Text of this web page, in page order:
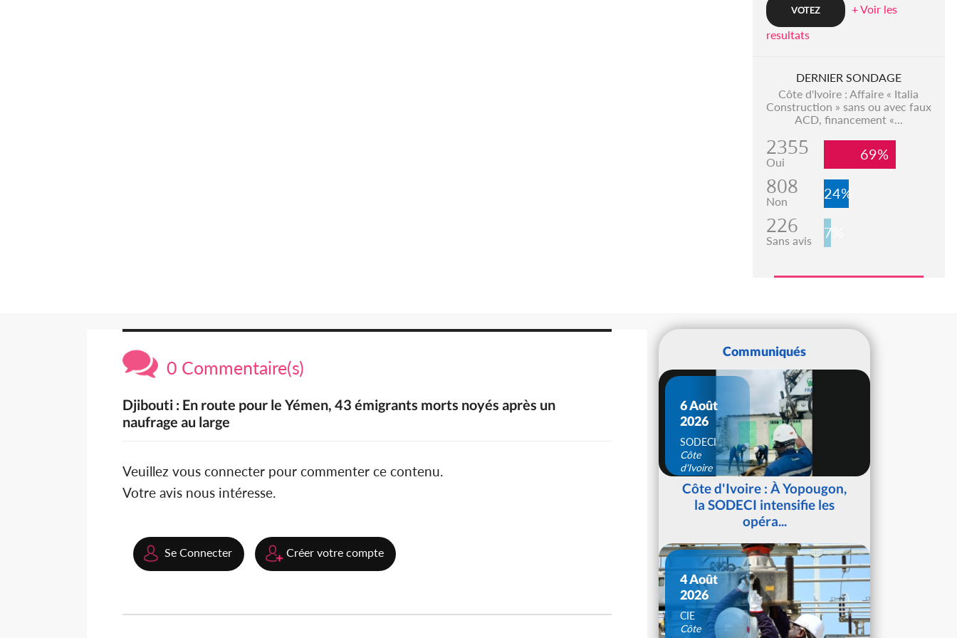
+ Voir les
resultats
DERNIER SONDAGE
Côte d'Ivoire : Affaire « Italia
Construction » sans ou avec faux
ACD, financement «...
2355
Oui 69%
808
Non 24%
226
Sans avis 7%
0 Commentaire(s)
Djibouti : En route pour le Yémen, 43 émigrants morts noyés après un
naufrage au large
Veuillez vous connecter pour commenter ce contenu.
Votre avis nous intéresse.
Se Connecter Créer votre compte
Communiqués
6 Août
2026
SODECI
Côte
d'Ivoire
Côte d'Ivoire : À Yopougon,
la SODECI intensifie les
opéra...
4 Août
2026
CIE
Côte